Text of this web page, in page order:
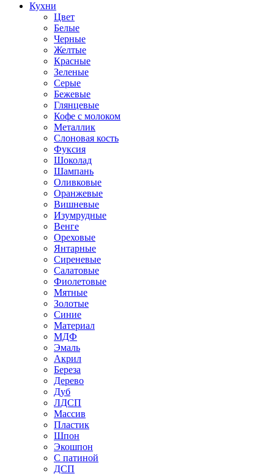
Кухни
Цвет
Белые
Черные
Желтые
Красные
Зеленые
Серые
Бежевые
Глянцевые
Кофе с молоком
Металлик
Слоновая кость
Фуксия
Шоколад
Шампань
Оливковые
Оранжевые
Вишневые
Изумрудные
Венге
Ореховые
Янтарные
Сиреневые
Салатовые
Фиолетовые
Мятные
Золотые
Синие
Материал
МДФ
Эмаль
Акрил
Береза
Дерево
Дуб
ЛДСП
Массив
Пластик
Шпон
Экошпон
С патиной
ДСП